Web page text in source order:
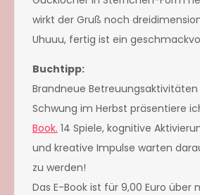
wirkt der Gruß noch
Uhuuu, fertig ist ein
Buchtipp:
Brandneue
Schwung im Herbst präsentiere
Book. 14 Spiele, kognitive
und kreative Impulse warten
zu werden!
Das E-Book ist für 9,00 Euro über